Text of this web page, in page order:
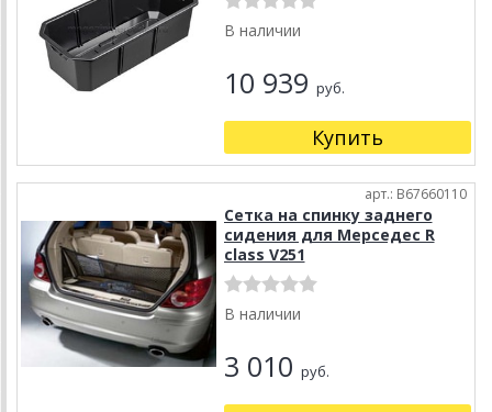
В наличии
10 939 руб.
Купить
арт.: B67660110
Сетка на спинку заднего
сидения для Мерседес R
class V251
В наличии
3 010 руб.